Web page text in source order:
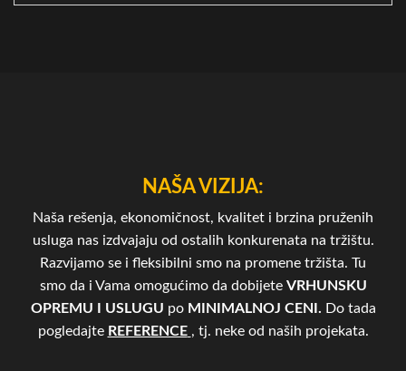
NAŠA VIZIJA:
Naša rešenja, ekonomičnost, kvalitet i brzina pruženih
usluga nas izdvajaju od ostalih konkurenata na tržištu.
Razvijamo se i fleksibilni smo na promene tržišta. Tu
smo da i Vama omogućimo da dobijete VRHUNSKU
OPREMU I USLUGU po MINIMALNOJ CENI. Do tada
pogledajte REFERENCE , tj. neke od naših projekata.